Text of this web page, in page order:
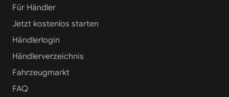
Für Händler
Jetzt kostenlos starten
Händlerlogin
Händlerverzeichnis
Fahrzeugmarkt
FAQ